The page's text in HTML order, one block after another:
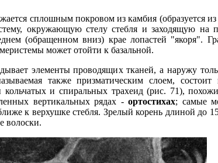
сплошным покровом из камбия (образуется
окружающую стелу стебля и заходящую на
(обращенном вниз) крае лопастей "якоря".
может отойти к базальной.
элементы проводящих тканей, а наружу
также призматическим слоем, состоит
и спиральных трахеид (рис. 71),
вертикальных рядах -ортостихах; самые
к верхушке стебля. Зрелый корень длиной до
волоски.